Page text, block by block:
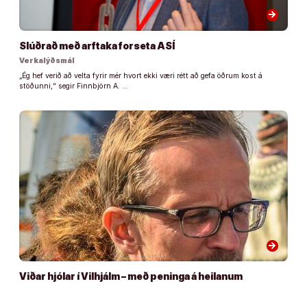
arrow_forward
Slúðrað með arftaka forseta ASÍ
Verkalýðsmál
„Ég hef verið að velta fyrir mér hvort ekki væri rétt að gefa öðrum kost á
stöðunni,“ segir Finnbjörn A. …
arrow_forward
Viðar hjólar í Vilhjálm – með peninga á heilanum